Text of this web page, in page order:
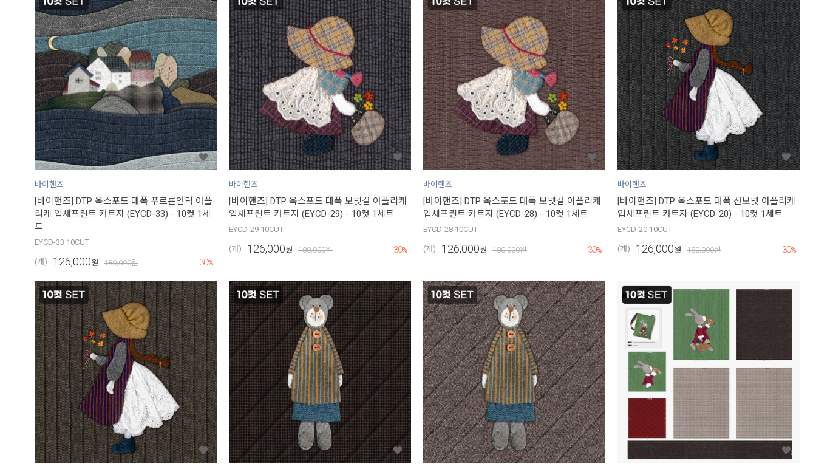
바이핸즈
[바이핸즈] DTP 옥스포드 대폭 푸르른언덕 아플
리케 입체프린트 커트지 (EYCD-33) - 10컷 1세
트
EYCD-33 10CUT
(개) 126,000원 180,000원 30%
바이핸즈
[바이핸즈] DTP 옥스포드 대폭 보넷걸 아플리케
입체프린트 커트지 (EYCD-29) - 10컷 1세트
EYCD-29 10CUT
(개) 126,000원 180,000원 30%
바이핸즈
[바이핸즈] DTP 옥스포드 대폭 보넷걸 아플리케
입체프린트 커트지 (EYCD-28) - 10컷 1세트
EYCD-28 10CUT
(개) 126,000원 180,000원 30%
바이핸즈
[바이핸즈] DTP 옥스포드 대폭 선보넷 아플리케
입체프린트 커트지 (EYCD-20) - 10컷 1세트
EYCD-20 10CUT
(개) 126,000원 180,000원 30%